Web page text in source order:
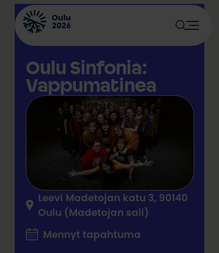
Siirry
sisältöön
Oulu Sinfonia:
Vappumatinea
Leevi Madetojan katu 3, 90140
Oulu (Madetojan sali)
Mennyt tapahtuma